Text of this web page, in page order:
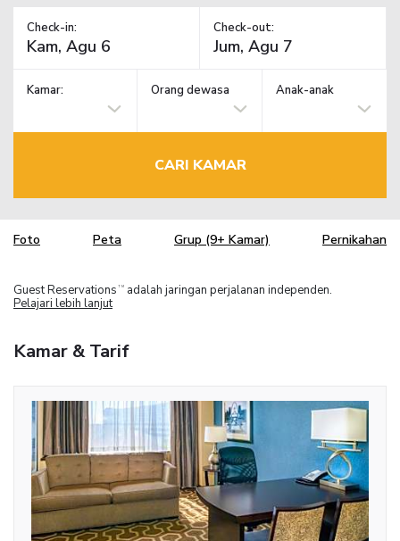
Check-in: Check-out:
Kamar: Orang dewasa Anak-anak
CARI KAMAR
Foto Peta Grup (9+ Kamar) Pernikahan
Guest Reservations TM
adalah jaringan perjalanan independen.
Pelajari lebih lanjut
Kamar & Tarif